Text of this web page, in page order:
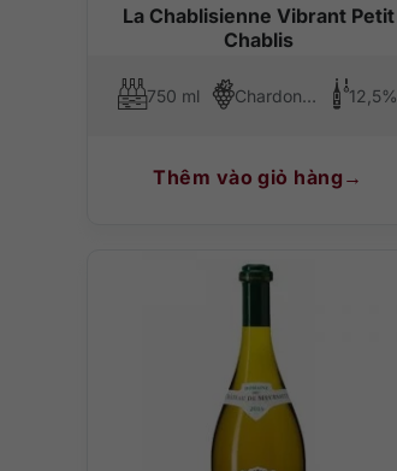
La Chablisienne Vibrant Petit
Chablis
750 ml Chardonnay 12,5%
Thêm vào giỏ hàng